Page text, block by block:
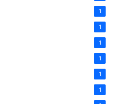
1
1
1
1
1
1